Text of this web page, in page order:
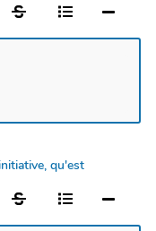
qu'est